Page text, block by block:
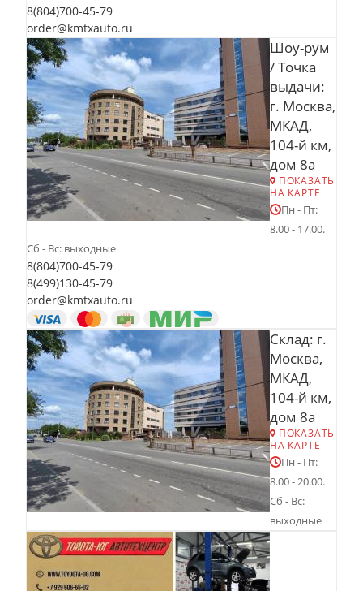
8(804)700-45-79
order@kmtxauto.ru
Шоу-рум
/ Точка
выдачи:
г. Москва,
МКАД,
104-й км,
дом 8а
ПОКАЗАТЬ
НА КАРТЕ
Пн - Пт:
8.00 - 17.00.
Сб - Вс: выходные
8(804)700-45-79
8(499)130-45-79
order@kmtxauto.ru
Склад: г.
Москва,
МКАД,
104-й км,
дом 8а
ПОКАЗАТЬ
НА КАРТЕ
Пн - Пт:
8.00 - 20.00.
Сб - Вс:
выходные